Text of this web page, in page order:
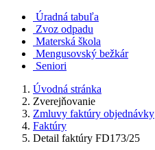
Úradná tabuľa
Zvoz odpadu
Materská škola
Mengusovský bežkár
Seniori
Úvodná stránka
Zverejňovanie
Zmluvy faktúry objednávky
Faktúry
Detail faktúry FD173/25